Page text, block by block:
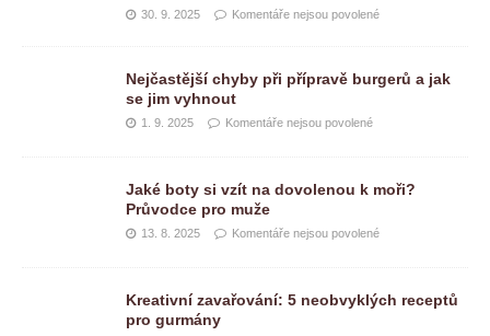
30. 9. 2025 Komentáře nejsou povolené
Nejčastější chyby při přípravě burgerů a jak
se jim vyhnout
1. 9. 2025 Komentáře nejsou povolené
Jaké boty si vzít na dovolenou k moři?
Průvodce pro muže
13. 8. 2025 Komentáře nejsou povolené
Kreativní zavařování: 5 neobvyklých receptů
pro gurmány